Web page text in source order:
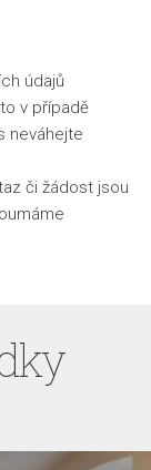
údajů
v případě
neváhejte
či žádost jsou